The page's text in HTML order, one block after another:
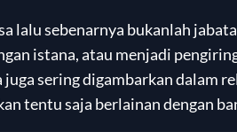
lalu sebenarnya bukanlah
istana, atau menjadi
sering digambarkan dalam
tentu saja berlainan dengan